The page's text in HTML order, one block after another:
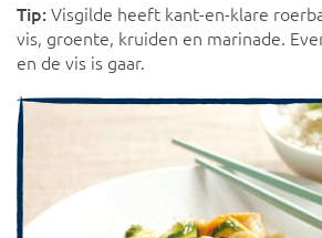
Tip:Visgilde heeft kant-en-klare
vis, groente, kruiden en marinade.
en de vis is gaar.